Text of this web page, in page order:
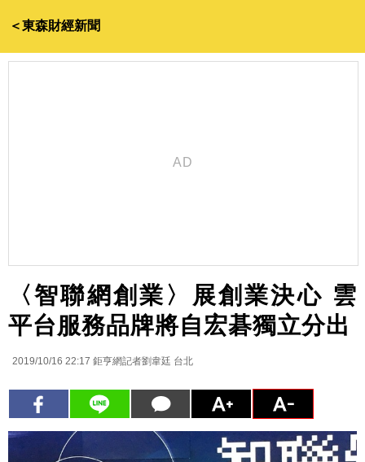
＜東森財經新聞
〈智聯網創業〉展創業決心 雲
平台服務品牌將自宏碁獨立分出
2019/10/16 22:17 鉅亨網記者劉韋廷 台北